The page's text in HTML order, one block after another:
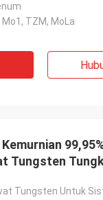
Mo1, TZM, MoLa
Tungsten
Tungsten Untuk